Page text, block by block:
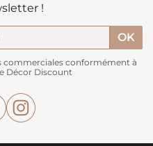
!
commerciales conformément à
Décor Discount
Pinterest